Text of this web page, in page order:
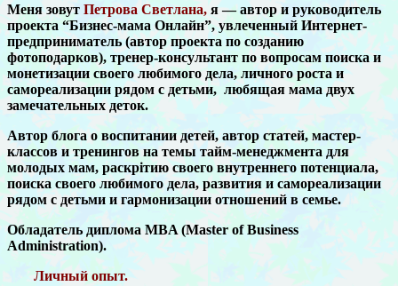
Меня зовут Петрова Светлана, я — автор и руководитель
проекта “Бизнес-мама Онлайн”, увлеченный Интернет-
предприниматель (автор проекта по созданию
фотоподарков), тренер-консультант по вопросам поиска и
монетизации своего любимого дела, личного роста и
самореализации рядом с детьми, любящая мама двух
замечательных деток.
Автор блога о воспитании детей, автор статей, мастер-
классов и тренингов на темы тайм-менеджмента для
молодых мам, раскрітию своего внутреннего потенциала,
поиска своего любимого дела, развития и самореализации
рядом с детьми и гармонизации отношений в семье.
Обладатель диплома MBA (Master of Business
Administration).
Личный опыт.